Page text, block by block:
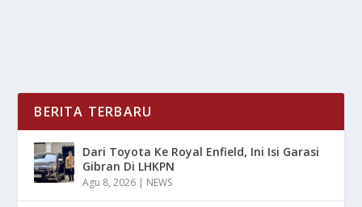
BERITA TERBARU
Dari Toyota Ke Royal Enfield, Ini Isi Garasi
Gibran Di LHKPN
Agu 8, 2026 | NEWS